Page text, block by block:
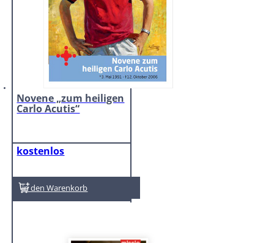
Novene „zum heiligen
Carlo Acutis“
kostenlos
In den Warenkorb